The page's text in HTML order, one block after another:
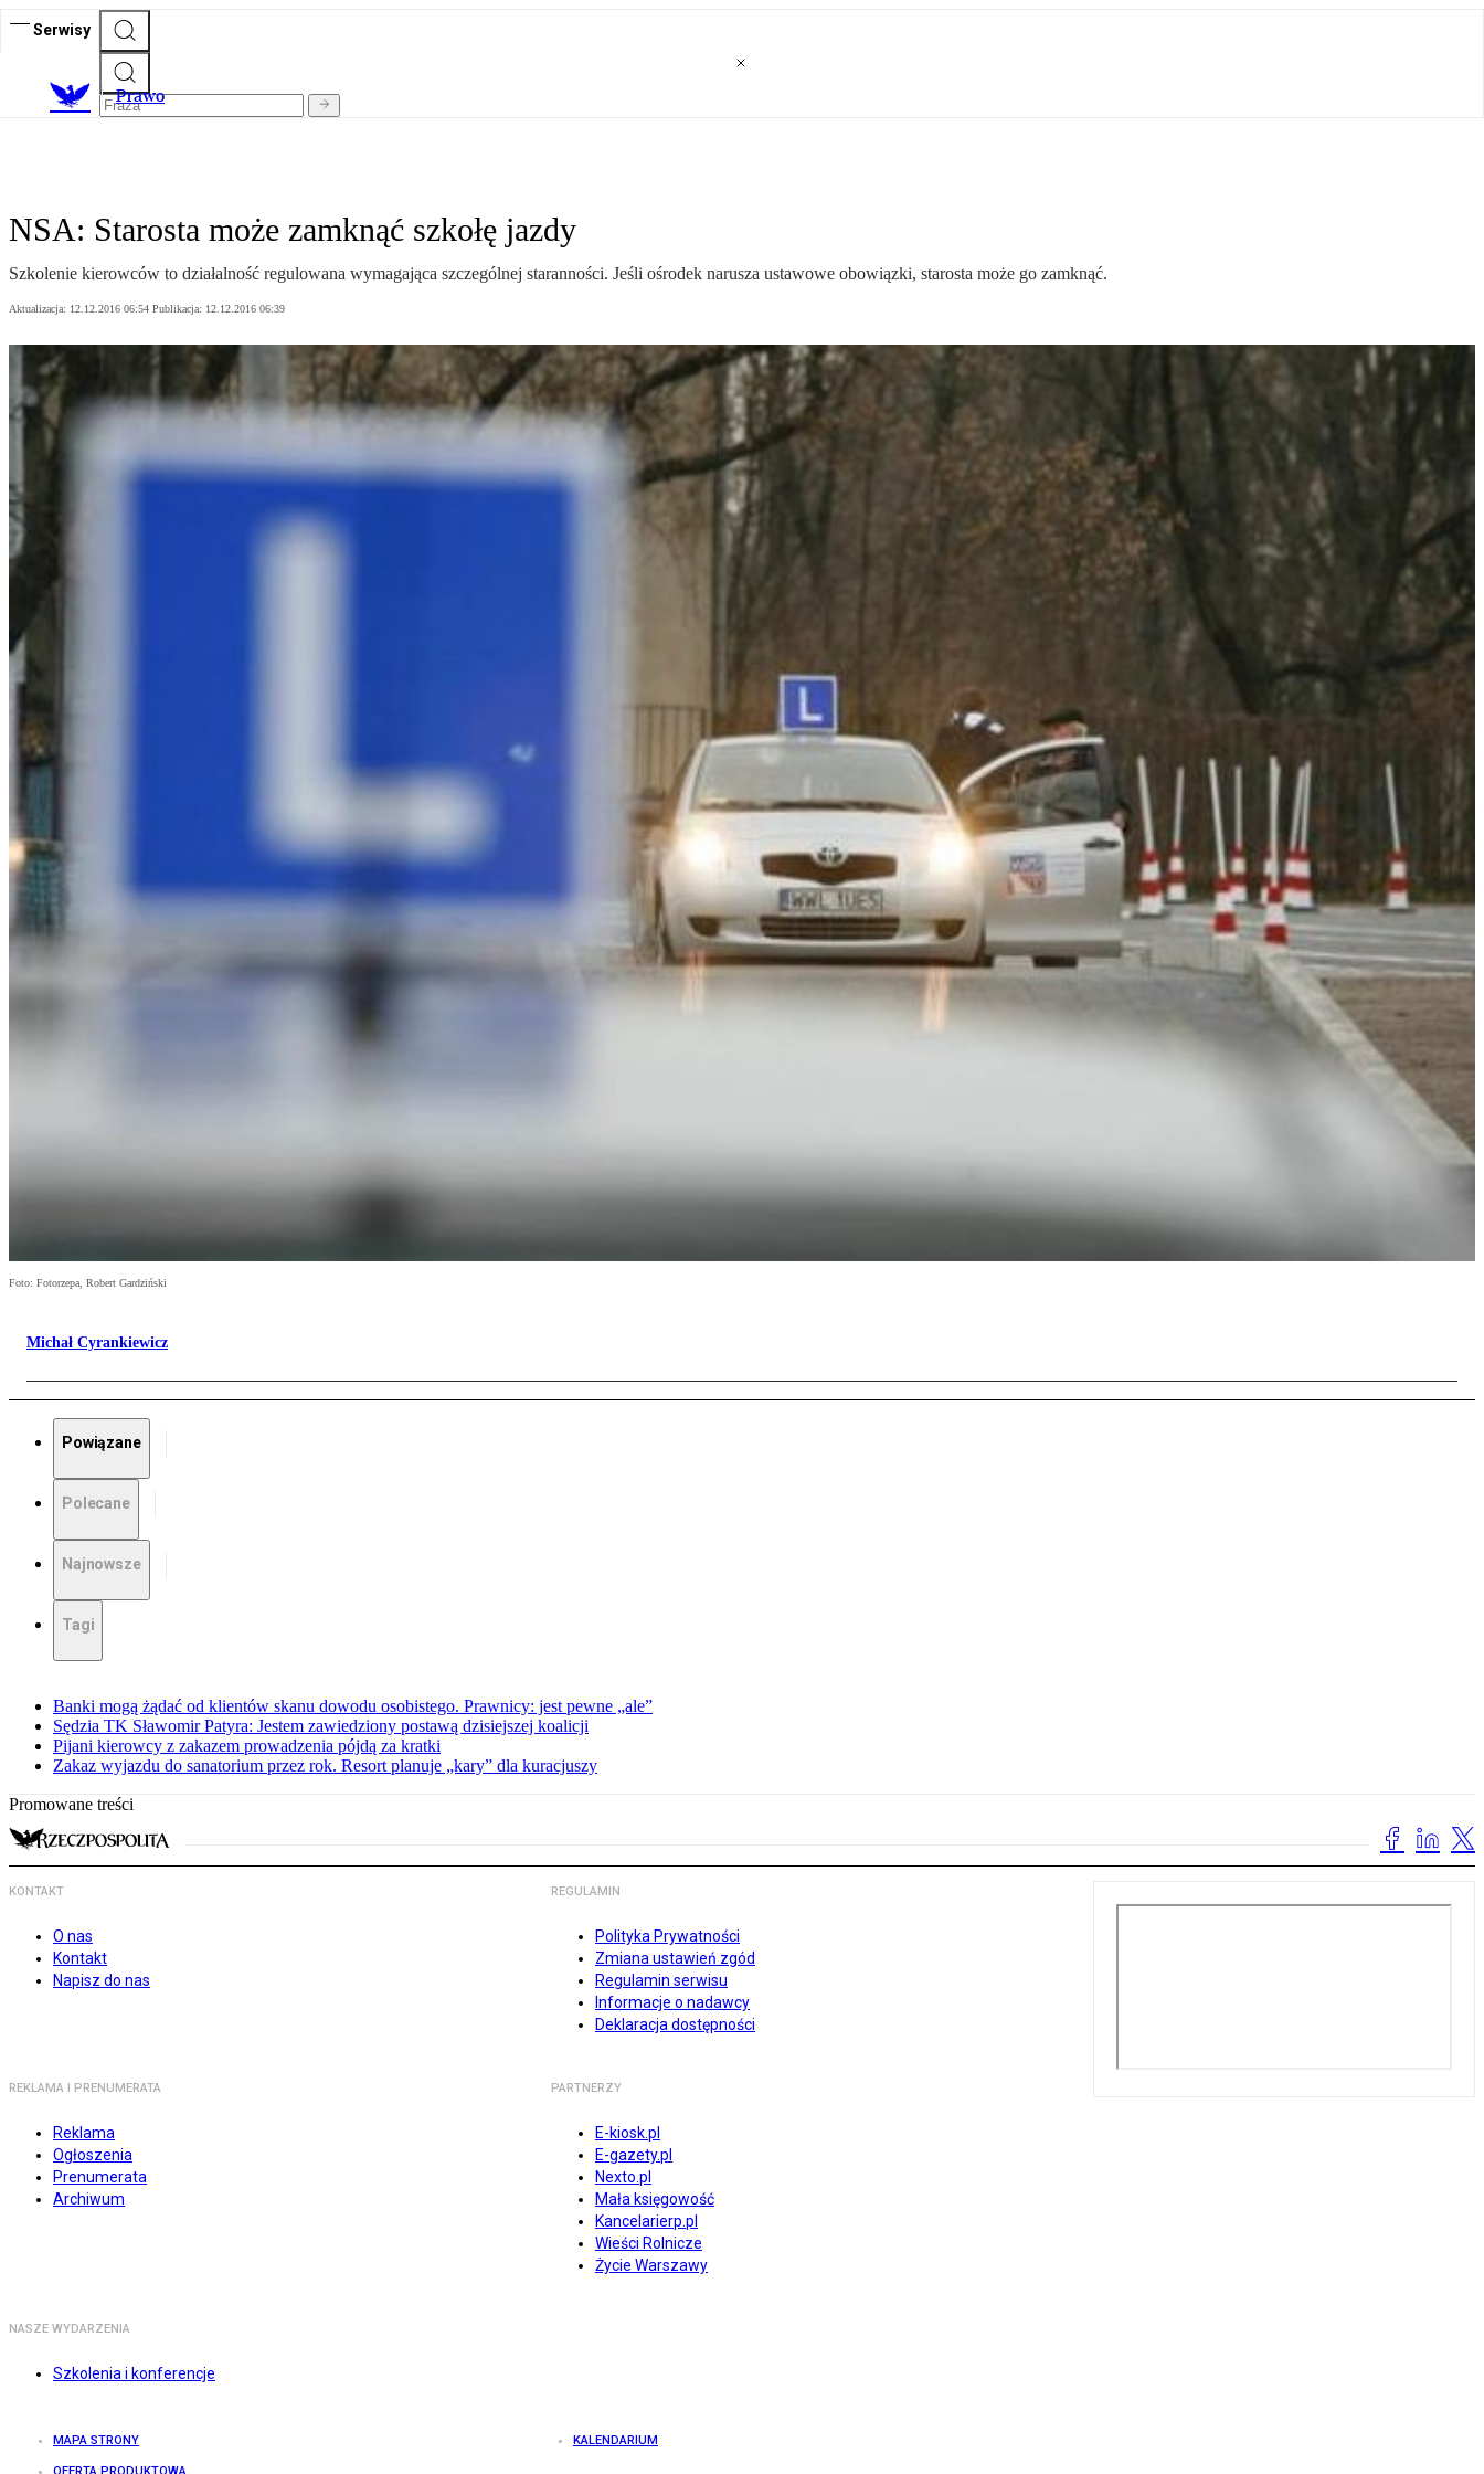
Serwisy
Prawo
NSA: Starosta może zamknąć szkołę jazdy
Szkolenie kierowców to działalność regulowana wymagająca szczególnej staranności. Jeśli ośrodek narusza ustawowe obowiązki, starosta może go zamknąć.
Aktualizacja: 12.12.2016 06:54 Publikacja: 12.12.2016 06:39
Foto: Fotorzepa, Robert Gardziński
Michał Cyrankiewicz
Powiązane
Polecane
Najnowsze
Tagi
Banki mogą żądać od klientów skanu dowodu osobistego. Prawnicy: jest pewne „ale”
Sędzia TK Sławomir Patyra: Jestem zawiedziony postawą dzisiejszej koalicji
Pijani kierowcy z zakazem prowadzenia pójdą za kratki
Zakaz wyjazdu do sanatorium przez rok. Resort planuje „kary” dla kuracjuszy
Promowane treści
KONTAKT
O nas
Kontakt
Napisz do nas
REGULAMIN
Polityka Prywatności
Zmiana ustawień zgód
Regulamin serwisu
Informacje o nadawcy
Deklaracja dostępności
REKLAMA I PRENUMERATA
Reklama
Ogłoszenia
Prenumerata
Archiwum
PARTNERZY
E-kiosk.pl
E-gazety.pl
Nexto.pl
Mała księgowość
Kancelarierp.pl
Wieści Rolnicze
Życie Warszawy
NASZE WYDARZENIA
Szkolenia i konferencje
MAPA STRONY KALENDARIUM